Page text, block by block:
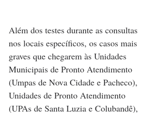
Além dos testes durante as consultas
nos locais específicos, os casos mais
graves que chegarem às Unidades
Municipais de Pronto Atendimento
(Umpas de Nova Cidade e Pacheco),
Unidades de Pronto Atendimento
(UPAs de Santa Luzia e Colubandê),